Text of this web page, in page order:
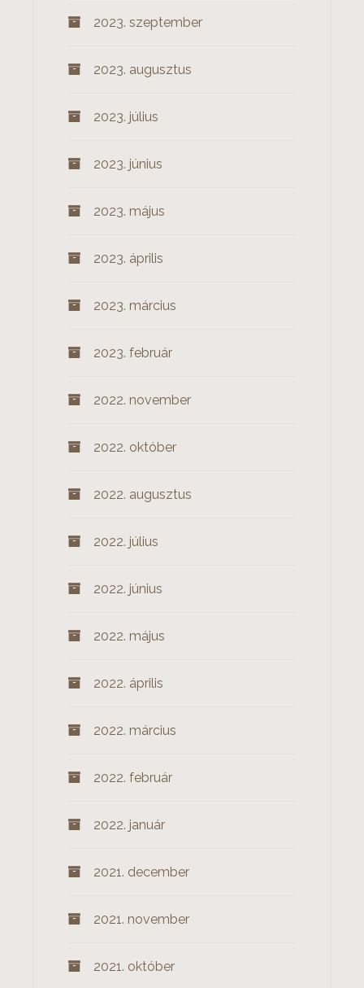
2023. szeptember
2023. augusztus
2023. július
2023. június
2023. május
2023. április
2023. március
2023. február
2022. november
2022. október
2022. augusztus
2022. július
2022. június
2022. május
2022. április
2022. március
2022. február
2022. január
2021. december
2021. november
2021. október